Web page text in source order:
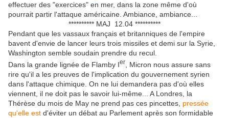
effectuer des "exercices" en mer, dans la zone même d'où
pourrait partir l'attaque américaine. Ambiance, ambiance...
********** MAJ 12.04 **********
Pendant que les vassaux français et britanniques de l'empire
bavent d'envie de lancer leurs trois missiles et demi sur la Syrie,
Washington semble soudain prendre du recul.
Dans la grande lignée de Flamby Ier
, Micron nous assure sans
rire qu'il a les preuves de l'implication du gouvernement syrien
dans l'attaque chimique. On ne lui demandera pas d'où elles
viennent, il ne doit pas le savoir lui-même... A Londres, la
Thérèse du mois de May ne prend pas ces pincettes, pressée
qu'elle est d'éviter un débat au Parlement après son formidable